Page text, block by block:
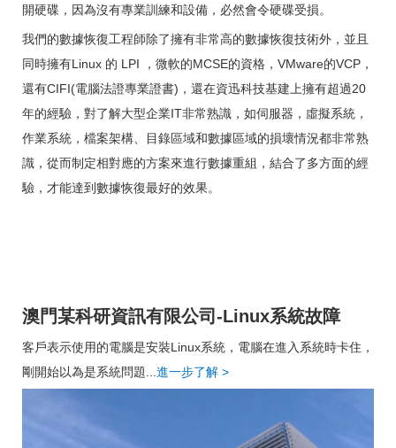
開硬碟，因為沒有專業訓練和設備，必然會令硬碟受損。
我們的數據恢復工程師除了擁有非常高的數據恢復技術外，並且
同時擁有Linux 的 LPI ，微軟的MCSE的資格，VMware的VCP，
還有CIFI(電腦法證專業證書)，還在資迅科技基建上擁有超過20
年的經驗，對了解大型企業IT非常熟識，如伺服器，虛擬系統，
作業系統，檔案架構、目錄區域和數據區域的損壞情況都非常熟
識，從而制定相對應的方案來進行數據重組，結合了多方面的經
驗，才能達到數據恢復最好的效果。
澳門某科研資訊有限公司-Linux系統故障
客戶表示使用的電腦是安裝Linux系統，電腦在進入系統時卡住，
剛開始以為是系統問題...進一步了解 >